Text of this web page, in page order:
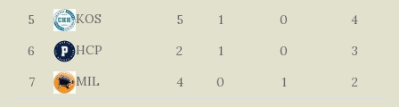
5
KOS 5 1 0
4
6
HCP 2 1 0
3
7
MIL 4 0 1 2